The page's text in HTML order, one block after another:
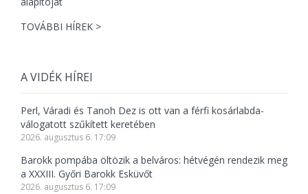
TOVÁBBI HÍREK >
A VIDÉK HÍREI
Perl, Váradi és Tanoh Dez is ott van a férfi kosárlabda-
válogatott szűkített keretében
2026. augusztus 6. 17:09
Barokk pompába öltözik a belváros: hétvégén rendezik meg
a XXXIII. Győri Barokk Esküvőt
2026. augusztus 6. 17:09